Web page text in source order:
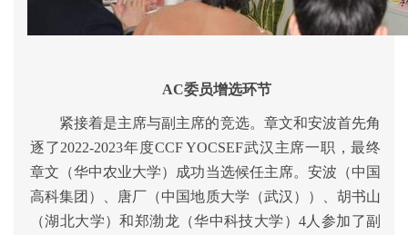
AC委员增选环节
紧接着是主席与副主席的竞选。章文和安波首先角
逐了2022-2023年度CCF YOCSEF武汉主席一职，最终
章文（华中农业大学）成功当选候任主席。安波（中国
高科集团）、唐厂（中国地质大学（武汉））、胡书山
（湖北大学）和郑渤龙（华中科技大学）4人参加了副